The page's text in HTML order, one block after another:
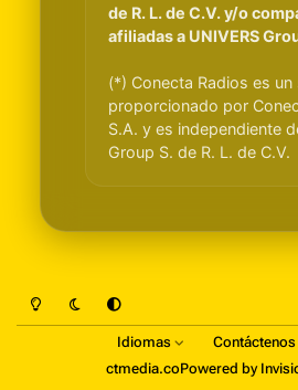
de R. L. de C.V. y/o
afiliadas a UNIVERS
(*) Conecta Radios es un
proporcionado por
S.A. y es independiente
Group S. de R. L. de C.V.
Light ModeDark ModeSystem Preference
Idiomas Contáctenos
ctmedia.coPowered by